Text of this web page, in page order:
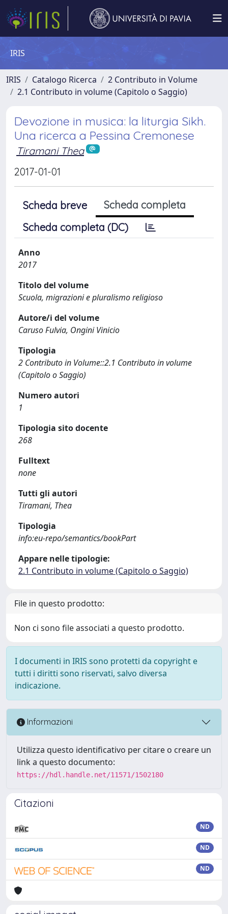
IRIS
IRIS Catalogo Ricerca
2 Contributo in Volume
2.1 Contributo in volume (Capitolo o Saggio)
Devozione in musica: la liturgia Sikh.
Una ricerca a Pessina Cremonese
Tiramani Thea
2017-01-01
Scheda breve
Scheda completa
Scheda completa (DC)
Anno
2017
Titolo del volume
Scuola, migrazioni e pluralismo religioso
Autore/i del volume
Caruso Fulvia, Ongini Vinicio
Tipologia
2 Contributo in Volume::2.1 Contributo in volume
(Capitolo o Saggio)
Numero autori
1
Tipologia sito docente
268
Fulltext
none
Tutti gli autori
Tiramani, Thea
Tipologia
info:eu-repo/semantics/bookPart
Appare nelle tipologie:
2.1 Contributo in volume (Capitolo o Saggio)
File in questo prodotto:
Non ci sono file associati a questo prodotto.
I documenti in IRIS sono protetti da copyright e
tutti i diritti sono riservati, salvo diversa
indicazione.
Informazioni
Utilizza questo identificativo per citare o creare un
link a questo documento:
https://hdl.handle.net/11571/1502180
Citazioni
ND
ND
ND